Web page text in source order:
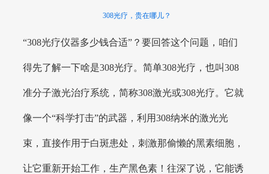
308光疗，贵在哪儿？
“308光疗仪器多少钱合适”？要回答这个问题，咱们
得先了解一下啥是308光疗。简单308光疗，也叫308
准分子激光治疗系统，简称308激光或308光疗。它就
像一个“科学打击”的武器，利用308纳米的激光光
束，直接作用于白斑患处，刺激那偷懒的黑素细胞，
让它重新开始工作，生产黑色素！往深了说，它能诱